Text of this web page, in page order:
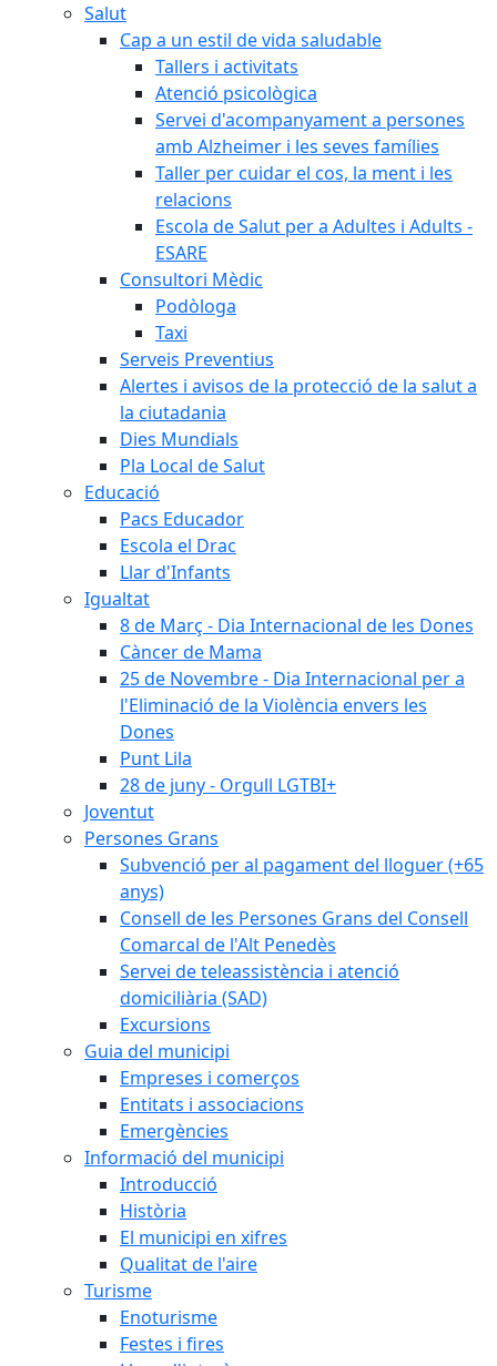
Salut
Cap a un estil de vida saludable
Tallers i activitats
Atenció psicològica
Servei d'acompanyament a persones
amb Alzheimer i les seves famílies
Taller per cuidar el cos, la ment i les
relacions
Escola de Salut per a Adultes i Adults -
ESARE
Consultori Mèdic
Podòloga
Taxi
Serveis Preventius
Alertes i avisos de la protecció de la salut a
la ciutadania
Dies Mundials
Pla Local de Salut
Educació
Pacs Educador
Escola el Drac
Llar d'Infants
Igualtat
8 de Març - Dia Internacional de les Dones
Càncer de Mama
25 de Novembre - Dia Internacional per a
l'Eliminació de la Violència envers les
Dones
Punt Lila
28 de juny - Orgull LGTBI+
Joventut
Persones Grans
Subvenció per al pagament del lloguer (+65
anys)
Consell de les Persones Grans del Consell
Comarcal de l'Alt Penedès
Servei de teleassistència i atenció
domiciliària (SAD)
Excursions
Guia del municipi
Empreses i comerços
Entitats i associacions
Emergències
Informació del municipi
Introducció
Història
El municipi en xifres
Qualitat de l'aire
Turisme
Enoturisme
Festes i fires